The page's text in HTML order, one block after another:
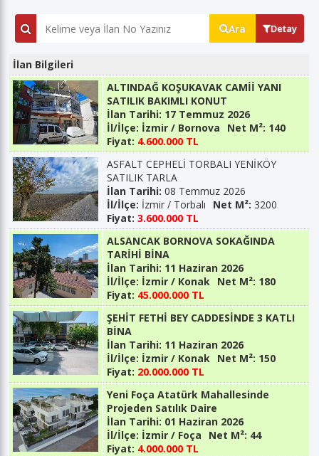
Ara Detay
İlan Bilgileri
ALTINDAĞ KOŞUKAVAK CAMİİ YANI
SATILIK BAKIMLI KONUT
İlan Tarihi: 17 Temmuz 2026
İl/İlçe: İzmir / Bornova Net M²: 140
Fiyat: 4.600.000 TL
ASFALT CEPHELİ TORBALI YENİKÖY
SATILIK TARLA
İlan Tarihi: 08 Temmuz 2026
İl/İlçe: İzmir / Torbalı Net M²: 3200
Fiyat: 3.600.000 TL
ALSANCAK BORNOVA SOKAĞINDA
TARİHİ BİNA
İlan Tarihi: 11 Haziran 2026
İl/İlçe: İzmir / Konak Net M²: 180
Fiyat: 45.000.000 TL
ŞEHİT FETHİ BEY CADDESİNDE 3 KATLI
BİNA
İlan Tarihi: 11 Haziran 2026
İl/İlçe: İzmir / Konak Net M²: 150
Fiyat: 20.000.000 TL
Yeni Foça Atatürk Mahallesinde
Projeden Satılık Daire
İlan Tarihi: 01 Haziran 2026
İl/İlçe: İzmir / Foça Net M²: 44
Fiyat: 4.000.000 TL